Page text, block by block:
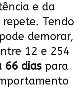
e da
Tendo
demorar,
12 e 254
66 dias para